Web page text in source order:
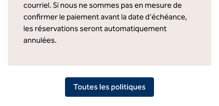
courriel. Si nous ne sommes pas en mesure de
confirmer le paiement avant la date d'échéance,
les réservations seront automatiquement
annulées.
Toutes les politiques